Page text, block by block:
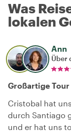
Was
lokalen
Ann
Über
Großartige Tour
Cristobal hat
durch Santiago
und er hat uns